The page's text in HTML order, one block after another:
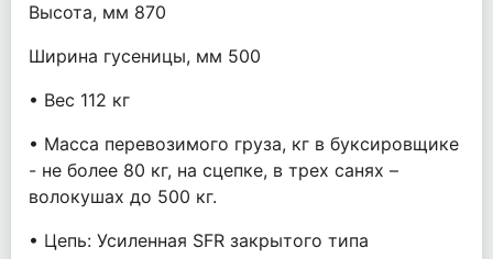
Высота, мм 870
Ширина гусеницы, мм 500
• Вес 112 кг
• Масса перевозимого груза, кг в буксировщике
- не более 80 кг, на сцепке, в трех санях –
волокушах до 500 кг.
• Цепь: Усиленная SFR закрытого типа